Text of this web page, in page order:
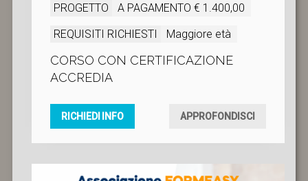
PROGETTO
A PAGAMENTO € 1.400,00
REQUISITI RICHIESTI
Maggiore età
CORSO CON CERTIFICAZIONE
ACCREDIA
RICHIEDI INFO APPROFONDISCI